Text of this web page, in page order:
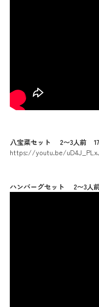
八宝菜セット 2〜3人前
https://youtu.be/
ハンバーグセット 2〜3人